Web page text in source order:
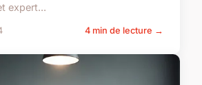
expert...
4 min de lecture →